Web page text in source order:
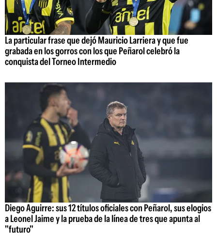
La particular frase que dejó Mauricio Larriera y que fue
grabada en los gorros con los que Peñarol celebró la
conquista del Torneo Intermedio
Diego Aguirre: sus 12 títulos oficiales con Peñarol, sus elogios
a Leonel Jaime y la prueba de la línea de tres que apunta al
"futuro"